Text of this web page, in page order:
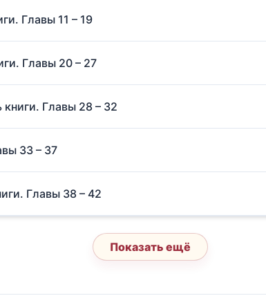
Главы 11 – 19
Главы 20 – 27
Главы 28 – 32
33 – 37
Главы 38 – 42
Показать ещё